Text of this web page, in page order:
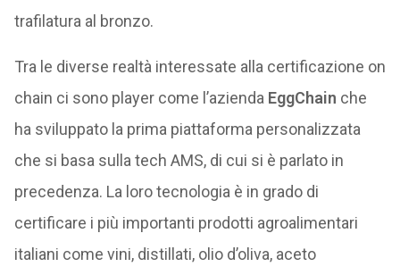
trafilatura al bronzo.
Tra le diverse realtà interessate alla certificazione on
chain ci sono player come l’azienda EggChain che
ha sviluppato la prima piattaforma personalizzata
che si basa sulla tech AMS, di cui si è parlato in
precedenza. La loro tecnologia è in grado di
certificare i più importanti prodotti agroalimentari
italiani come vini, distillati, olio d’oliva, aceto